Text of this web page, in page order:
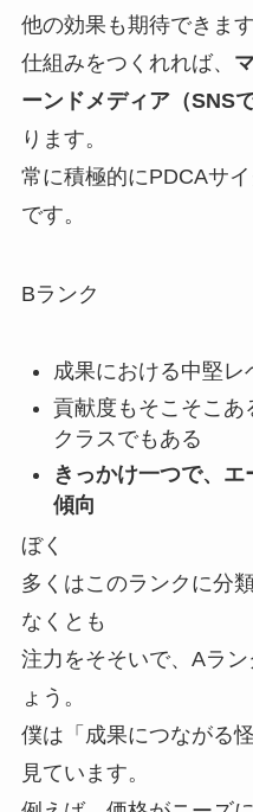
他の効果も期待できます
仕組みをつくれれば、
ーンドメディア（SNS
ります。
常に積極的にPDCAサ
です。
Bランク
成果における中堅レ
貢献度もそこそこあ
クラスでもある
きっかけ一つで、
傾向
ぼく
多くはこのランクに分
なくとも
注力をそそいで、Aラ
ょう。
僕は「成果につながる
見ています。